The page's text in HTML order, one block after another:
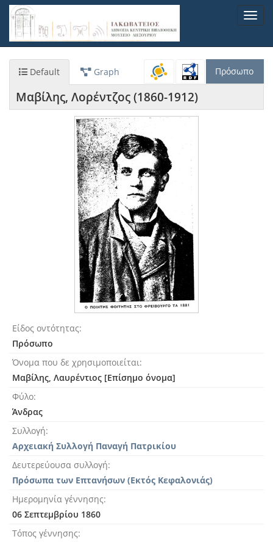
Παράκαμψη
προς
κυρίως
Default Graph Πρόσωπο
Μαβίλης, Λορέντζος (1860-1912)
Είδος οντότητας
Πρόσωπο
Όνομα που δε χρησιμοποιείται
Μαβίλης, Λαυρέντιος [Επίσημο όνομα]
Φύλο
Άνδρας
Συλλογή
Αρχειακή Συλλογή Παναγή Πατρικίου
Δευτερεύουσα συλλογή
Πρόσωπα των Επτανήσων (Εκτός Κεφαλονιάς)
Ημερομηνία γέννησης
06 Σεπτεμβρίου 1860
Τόπος γέννησης